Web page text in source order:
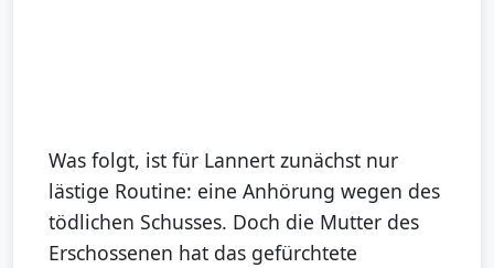
Was folgt, ist für Lannert zunächst nur
lästige Routine: eine Anhörung wegen des
tödlichen Schusses. Doch die Mutter des
Erschossenen hat das gefürchtete